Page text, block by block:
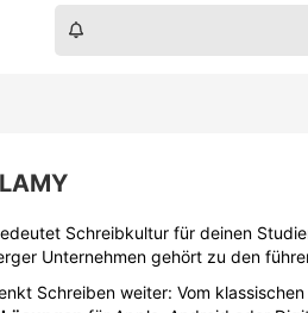
LAMY
Schreibkultur für deinen
Unternehmen gehört zu den
Schreiben weiter: Vom klassischen